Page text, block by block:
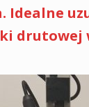
Idealne
drutowej